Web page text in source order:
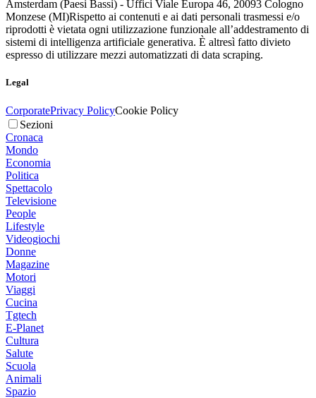
Amsterdam (Paesi Bassi) - Uffici Viale Europa 46, 20093 Cologno
Monzese (MI)Rispetto ai contenuti e ai dati personali trasmessi e/o
riprodotti è vietata ogni utilizzazione funzionale all’addestramento di
sistemi di intelligenza artificiale generativa. È altresì fatto divieto
espresso di utilizzare mezzi automatizzati di data scraping.
Legal
CorporatePrivacy PolicyCookie Policy
Sezioni
Cronaca
Mondo
Economia
Politica
Spettacolo
Televisione
People
Lifestyle
Videogiochi
Donne
Magazine
Motori
Viaggi
Cucina
Tgtech
E-Planet
Cultura
Salute
Scuola
Animali
Spazio